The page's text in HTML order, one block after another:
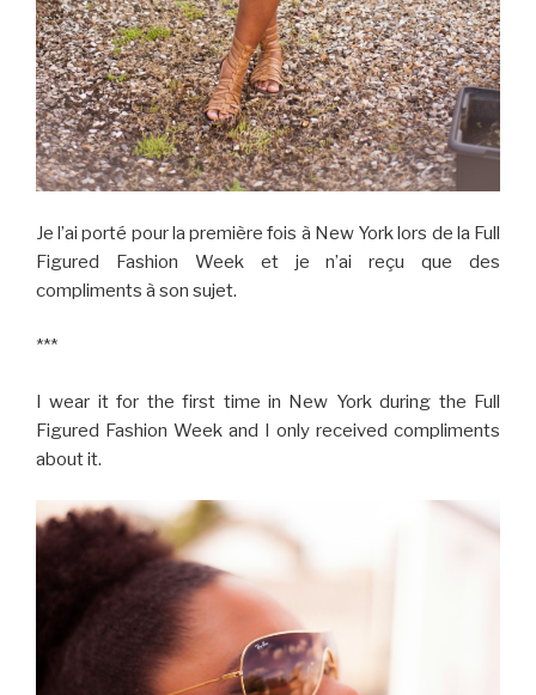
Je l’ai porté pour la première fois à New York lors de la Full
Figured Fashion Week et je n’ai reçu que des
compliments à son sujet.
***
I wear it for the first time in New York during the Full
Figured Fashion Week and I only received compliments
about it.